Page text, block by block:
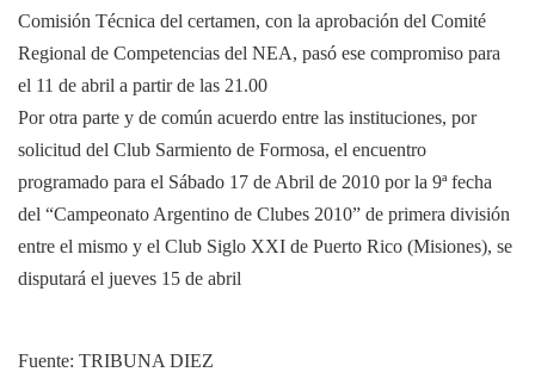
Comisión Técnica del certamen, con la aprobación del Comité
Regional de Competencias del NEA, pasó ese compromiso para
el 11 de abril a partir de las 21.00
Por otra parte y de común acuerdo entre las instituciones, por
solicitud del Club Sarmiento de Formosa, el encuentro
programado para el Sábado 17 de Abril de 2010 por la 9ª fecha
del “Campeonato Argentino de Clubes 2010” de primera división
entre el mismo y el Club Siglo XXI de Puerto Rico (Misiones), se
disputará el jueves 15 de abril
Fuente: TRIBUNA DIEZ